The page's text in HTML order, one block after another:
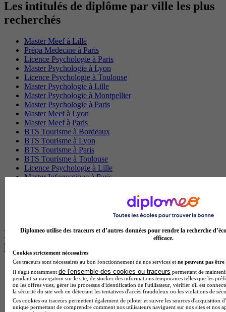
Les intitulés de diplôme par ville les plus
recherchés
Master Meef à Lille
Prépa Medecine à Paris
Licence Psychologie à Paris
Master Psychologie à Lyon
Licence Psychologie à Toulouse
Master Psychologie à Lille
Master Psychologie à Montpellier
Master Psychologie à Paris
Master Meef à Lyon
Master Meef à Paris
BTS Tourisme à Bordeaux
BTS Tourisme à Lyon
BTS Tourisme à Paris
BTS Tourisme à Toulouse
Licence Psychologie à Lille
Master Informatique à Paris
Les intitulés de diplôme par alternance
les plus recherchés
BTS Esf en alternance
BTS Dietetique en alternance
BTS Mco en alternance
BTS Pi en alternance
BTS Sp3s en alternance
Diplomeo utilise des traceurs et d’autres données pour rendre la recherche
efficace.
Cookies strictement nécessaires
Ces traceurs sont nécessaires au bon fonctionnement de nos services et ne peuvent pas être
Il s'agit notamment de l'ensemble des cookies ou traceurs permettant de
pendant sa navigation sur le site, de stocker des informations temporaires telles que les
ou les offres vues, gérer les processus d'identification de l'utilisateur, vérifier s'il est
la sécurité du site web en détectant les tentatives d'accès frauduleux ou les violations de
Ces cookies ou traceurs permettent également de piloter et suivre les sources d'acquisition
unique permettant de comprendre comment nos utilisateurs naviguent sur nos sites et nos